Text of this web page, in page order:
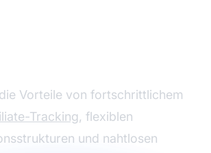
Vorteile von fortschrittlichem
Tracking, flexiblen
und nahtlosen